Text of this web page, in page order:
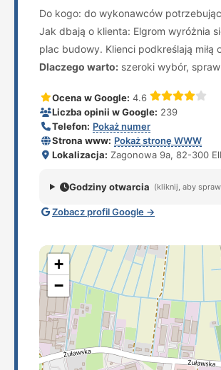
Do kogo: do wykonawców
Jak dbają o klienta: Elgrom wyróżnia
plac budowy. Klienci podkreślają
Dlaczego warto: szeroki wybór,
Ocena w Google: 4.6
Liczba opinii w Google: 239
Telefon: Pokaż numer
Strona www: Pokaż stronę WWW
Lokalizacja: Zagonowa 9a, 82-300
Godziny otwarcia (kliknij, aby
Zobacz profil Google →
+
−